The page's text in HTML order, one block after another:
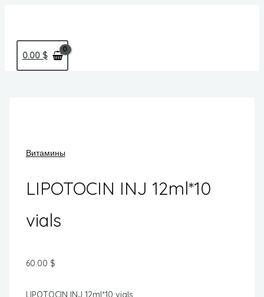
содержимому
0.00 $
Витамины
LIPOTOCIN INJ 12ml*10
vials
60.00 $
LIPOTOCIN INJ 12ml*10 vials